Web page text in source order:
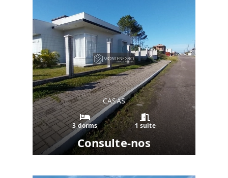
CASAS
3 dorms 1 suíte
Consulte-nos